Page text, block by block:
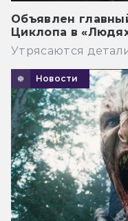
Объявлен
Циклопа в
Утрясаются
Новости